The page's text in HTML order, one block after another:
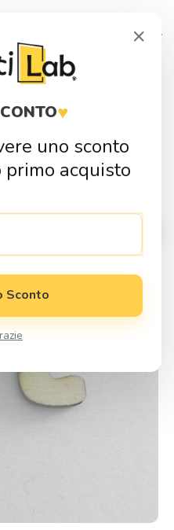
Alfabeto
Sagoma in
×
♥
uno sconto
acquisto
Sconto